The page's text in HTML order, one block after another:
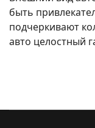
быть
подчеркивают
авто целостный